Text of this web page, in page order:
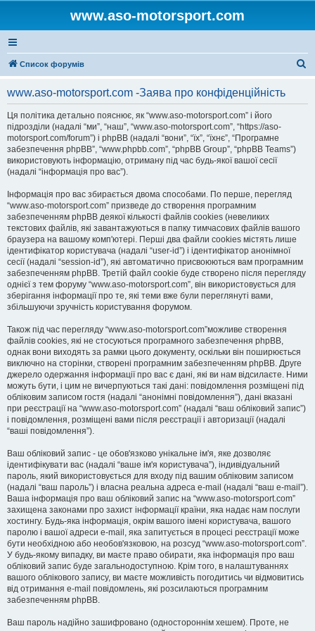
www.aso-motorsport.com
Список форумів
www.aso-motorsport.com -Заява про конфіденційність
Ця політика детально пояснює, як “www.aso-motorsport.com” і його
підрозділи (надалі “ми”, “наш”, “www.aso-motorsport.com”, “https://aso-
motorsport.com/forum”) і phpBB (надалі “вони”, “їх”, “їхнє”, “Програмне
забезпечення phpBB”, “www.phpbb.com”, “phpBB Group”, “phpBB Teams”)
використовують інформацію, отриману під час будь-якої вашої сесії
(надалі “інформація про вас”).
Інформація про вас збирається двома способами. По перше, перегляд
“www.aso-motorsport.com” призведе до створення програмним
забезпеченням phpBB деякої кількості файлів cookies (невеликих
текстових файлів, які завантажуються в папку тимчасових файлів вашого
браузера на вашому комп'ютері. Перші два файли cookies містять лише
ідентифікатор користувача (надалі “user-id”) і ідентифікатор анонімної
сесії (надалі “session-id”), які автоматично присвоюються вам програмним
забезпеченням phpBB. Третій файл cookie буде створено після перегляду
однієї з тем форуму “www.aso-motorsport.com”, він використовується для
зберігання інформації про те, які теми вже були переглянуті вами,
збільшуючи зручність користування форумом.
Також під час перегляду “www.aso-motorsport.com”можливе створення
файлів cookies, які не стосуються програмного забезпечення phpBB,
однак вони виходять за рамки цього документу, оскільки він поширюється
виключно на сторінки, створені програмним забезпеченням phpBB. Друге
джерело одержання інформації про вас є дані, які ви нам відсилаєте. Ними
можуть бути, і цим не вичерпуються такі дані: повідомлення розміщені під
обліковим записом гостя (надалі “анонімні повідомлення”), дані вказані
при реєстрації на “www.aso-motorsport.com” (надалі “ваш обліковий запис”)
і повідомлення, розміщені вами після реєстрації і авторизації (надалі
“ваші повідомлення”).
Ваш обліковий запис - це обов'язково унікальне ім'я, яке дозволяє
ідентифікувати вас (надалі “ваше ім'я користувача”), індивідуальний
пароль, який використовується для входу під вашим обліковим записом
(надалі “ваш пароль”) і власна реальна адреса e-mail (надалі “ваш e-mail”).
Ваша інформація про ваш обліковий запис на “www.aso-motorsport.com”
захищена законами про захист інформації країни, яка надає нам послуги
хостингу. Будь-яка інформація, окрім вашого імені користувача, вашого
паролю і вашої адреси e-mail, яка запитується в процесі реєстрації може
бути необхідною або необов'язковою, на розсуд “www.aso-motorsport.com”.
У будь-якому випадку, ви маєте право обирати, яка інформація про ваш
обліковий запис буде загальнодоступною. Крім того, в налаштуваннях
вашого облікового запису, ви маєте можливість погодитись чи відмовитись
від отримання e-mail повідомлень, які розсилаються програмним
забезпеченням phpBB.
Ваш пароль надійно зашифровано (одностороннім хешем). Проте, не